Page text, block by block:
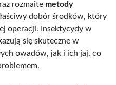
rozmaite metody
dobór środków, który
operacji. Insektycydy w
się skuteczne w
owadów, jak i ich jaj, co